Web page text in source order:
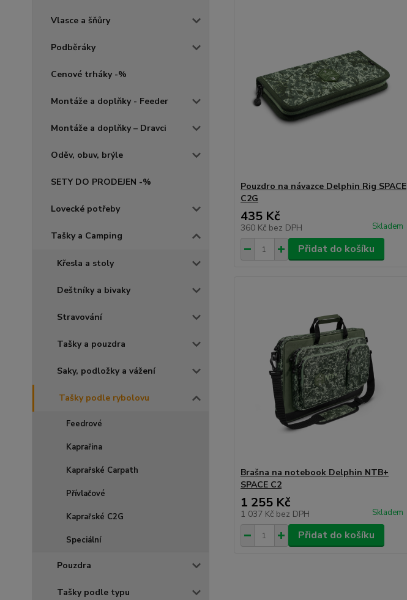
Vlasce a šňůry
Podběráky
Cenové trháky -%
Montáže a doplňky - Feeder
Montáže a doplňky – Dravci
Oděv, obuv, brýle
SETY DO PRODEJEN -%
Lovecké potřeby
Tašky a Camping
Křesla a stoly
Deštníky a bivaky
Stravování
Tašky a pouzdra
Saky, podložky a vážení
Tašky podle rybolovu
Feedrové
Kaprařina
Kaprařské Carpath
Přívlačové
Kaprařské C2G
Speciální
Pouzdra
Tašky podle typu
Pouzdro na návazce Delphin Rig SPACE
C2G
435 Kč
360 Kč bez DPH Skladem
Přidat do košíku
Brašna na notebook Delphin NTB+
SPACE C2
1 255 Kč
1 037 Kč bez DPH Skladem
Přidat do košíku